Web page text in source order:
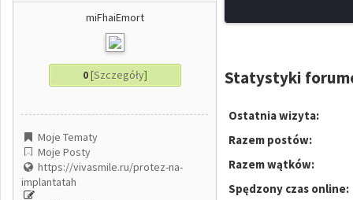
miFhaiEmort
0[Szczegóły]
Moje Tematy
Moje Posty
https://vivasmile.ru/protez-na-
implantatah
Statystyki
Ostatnia wizyta:
Razem postów:
Razem wątków:
Spędzony czas online: